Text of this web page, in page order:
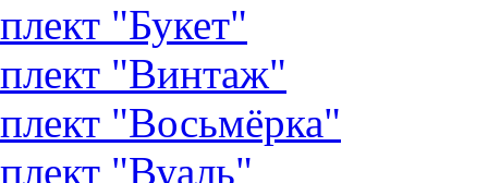
"Букет"
"Винтаж"
"Восьмёрка"
"Вуаль"